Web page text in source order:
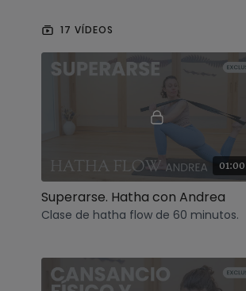
17 VÍDEOS
Superarse. Hatha con Andrea
Clase de hatha flow de 60 minutos.